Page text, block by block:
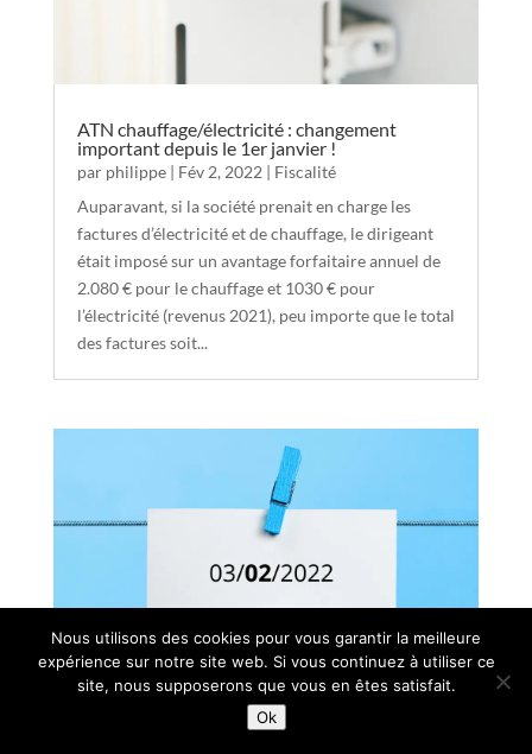
ATN chauffage/électricité : changement
important depuis le 1er janvier !
par philippe| Fév 2, 2022 | Fiscalité
Auparavant, si la société prenait en charge les
factures d’électricité et de chauffage, le dirigeant
était imposé sur un avantage forfaitaire annuel de
2.080 € pour le chauffage et 1030 € pour
l’électricité (revenus 2021), peu importe que le total
des factures soit...
Nous utilisons des cookies pour vous garantir la meilleure
expérience sur notre site web. Si vous continuez à utiliser ce
site, nous supposerons que vous en êtes satisfait.
Ok